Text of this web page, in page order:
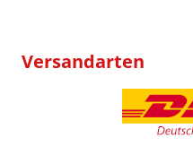
Versandarten